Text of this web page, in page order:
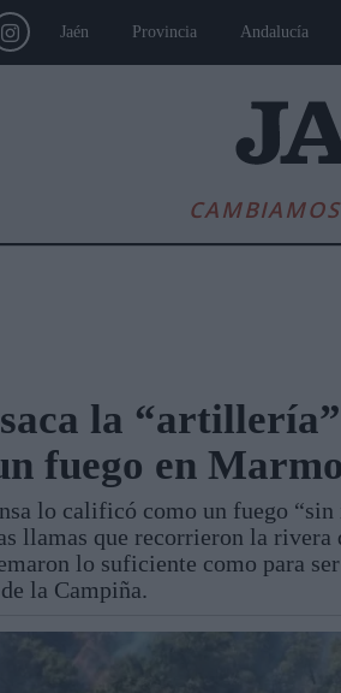
Jaén Provincia Andalucía
Provincia Linares Andalucía
la
fuego en
lo calificó como un fuego
llamas que recorrieron la
lo suficiente como para
la Campiña.